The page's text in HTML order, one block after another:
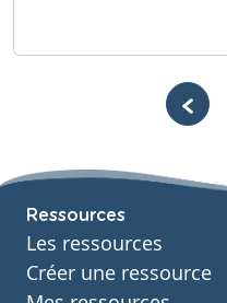
Ressources
Les ressources
Créer une ressource